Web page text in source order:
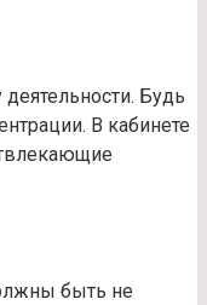
Будь
В кабинете
быть не